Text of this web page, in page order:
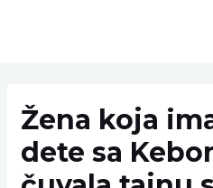
Žena koja
dete sa